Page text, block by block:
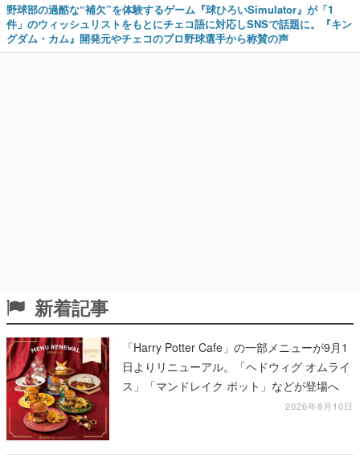
野球部の過酷な“補欠”を体験するゲーム『球ひろいSimulator』が「1
件」のウィッシュリストをもとにチェコ語に対応しSNSで話題に。『キン
グダム・カム』開発元やチェコのプロ野球選手から称賛の声
新着記事
「Harry Potter Cafe」の一部メニューが9月1
日よりリニューアル。「ヘドウィグ オムライ
ス」「マンドレイク ポット」などが登場へ
2026年8月10日